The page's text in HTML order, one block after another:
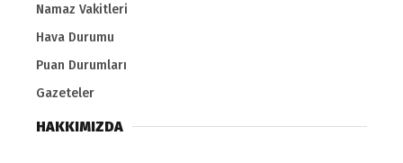
Namaz Vakitleri
Hava Durumu
Puan Durumları
Gazeteler
HAKKIMIZDA